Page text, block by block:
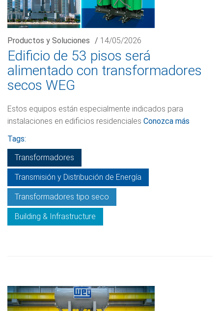
Productos y Soluciones / 14/05/2026
Edificio de 53 pisos será
alimentado con transformadores
secos WEG
Estos equipos están especialmente indicados para
instalaciones en edificios residenciales Conozca más
Tags:
Transformadores
Transmisión y Distribución de Energía
Transformadores tipo seco
Building & Infrastructure